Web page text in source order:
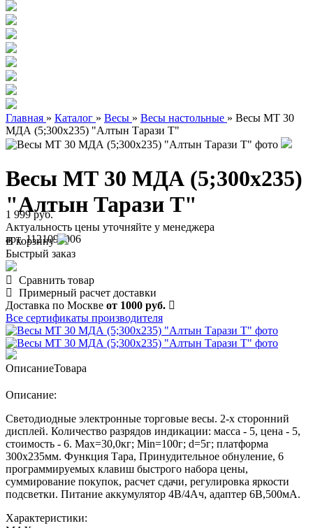
Главная » Каталог » Весы » Весы настольные » Весы МТ 30
МДА (5;300x235) "Алтын Тарази Т"
Весы МТ 30 МДА (5;300x235)
"Алтын Тарази Т"
арт. 1121090006
1 999 руб.
Актуальность цены уточняйте у менеджера
В корзину
Быстрый заказ
Сравнить товар
Примерный расчет доставки
Доставка по Москве от 1000 руб.
Все сертификаты производителя
ОписаниеТовара
Описание:
Светодиодные электронные торговые весы. 2-х сторонний
дисплей. Количество разрядов индикации: масса - 5, цена - 5,
стоимость - 6. Max=30,0кг; Min=100г; d=5г; платформа
300х235мм. Функция Тара, Принудительное обнуление, 6
программируемых клавиш быстрого набора цены,
суммирование покупок, расчет сдачи, регулировка яркости
подсветки. Питание аккумулятор 4В/4Ач, адаптер 6В,500мА.
Характеристики: